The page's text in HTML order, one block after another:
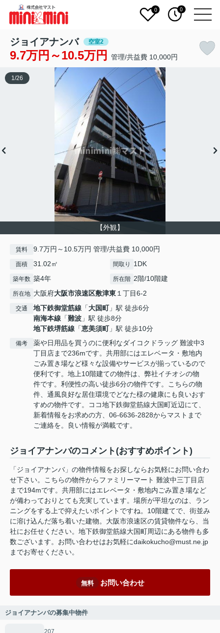
0 0
ジョイアナンバ 空室2
9.7万円～10.5万円 管理/共益費 10,000円
【外観】
1 /26
賃料 9.7万円～10.5万円 管理/共益費 10,000円
面積 31.02㎡ 間取り 1DK
築年数 築4年 所在階 2階/10階建
所在地 大阪府大阪市浪速区敷津東 １丁目6-2
交通 地下鉄御堂筋線 「大国町」駅 徒歩6分
南海本線 「難波 」駅 徒歩8分
地下鉄堺筋線 「恵美須町」駅 徒歩10分
備考
薬や日用品を買うのに便利なダイコクドラッグ 難波中3
丁目店まで236mです。共用部にはエレベータ・敷地内
ごみ置き場など様々な設備やサービスが揃っているので
便利です。地上10階建ての物件は、弊社イチオシの物
件です。利便性の高い徒歩6分の物件です。こちらの物
件、通風良好な居住環境でどなた様の健康にも良いおす
すめの物件です。ココ地下鉄御堂筋線大国町近辺にて、
新着情報をお求めの方、06-6636-2828からマストまで
ご連絡を。良い情報が満載です。
ジョイアナンバのコメント(おすすめポイント)
「ジョイアナンバ」の物件情報をお探しならお気軽にお問い合わ
せ下さい。こちらの物件からファミリーマート 難波中三丁目店
まで194mです。共用部にはエレベータ・敷地内ごみ置き場など
が備わっておりとても充実しています。場所が平坦なのは、ラン
ニングをする上で抑えたいポイントですね。10階建てで、街並み
に溶け込んだ落ち着いた建物。大阪市浪速区の賃貸物件なら、当
社にお任せください。地下鉄御堂筋線大国町周辺にある物件も多
数ございます。お問い合わせはお気軽にdaikokucho@must.ne.jp
までお寄せください。
無料 お問い合わせ
ジョイアナンバの募集中物件
207